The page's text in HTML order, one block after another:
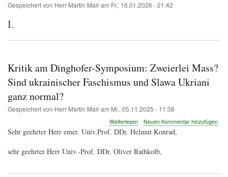
Gespeichert von Herr Martin Mairam Fr., 16.01.2026 - 21:42
I.
Kritik am Dinghofer-Symposium: Zweierlei Mass?
Sind ukrainischer Faschismus und Slawa Ukriani
ganz normal?
Gespeichert von Herr Martin Mairam Mi., 05.11.2025 - 11:38
Weiterlesenüber
Kritik
Symposium:
Mass?
Neuen Kommentar hinzufügen
Sehr geehrter Herr emer. Univ.Prof. DDr. Helmut Konrad,
sehr geehrter Herr Univ.-Prof. DDr. Oliver Rathkolb,